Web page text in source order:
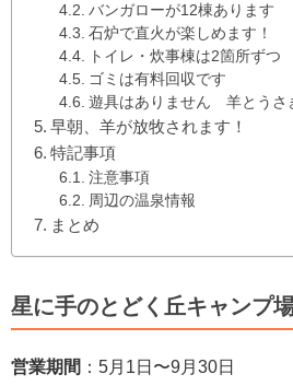
バンガローが12棟あります
石炉で直火が楽しめます！
トイレ・炊事棟は2箇所ずつ
ゴミは有料回収です
遊具はありません 羊とうさ
早朝、羊が放牧されます！
特記事項
注意事項
周辺の温泉情報
まとめ
星に手のとどく丘キャンプ
営業期間 ：5月1日〜9月30日